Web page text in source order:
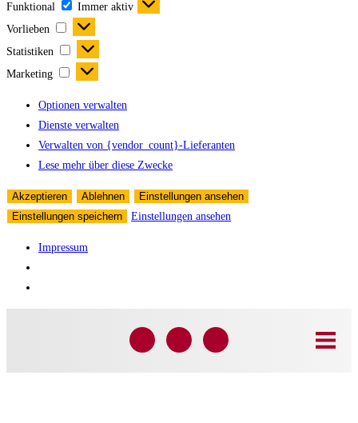
Funktional
Immer aktiv
Vorlieben
Statistiken
Marketing
Optionen verwalten
Dienste verwalten
Verwalten von {vendor_count}-Lieferanten
Lese mehr über diese Zwecke
Akzeptieren Ablehnen
Einstellungen ansehen
Einstellungen speichern
Einstellungen ansehen
Impressum